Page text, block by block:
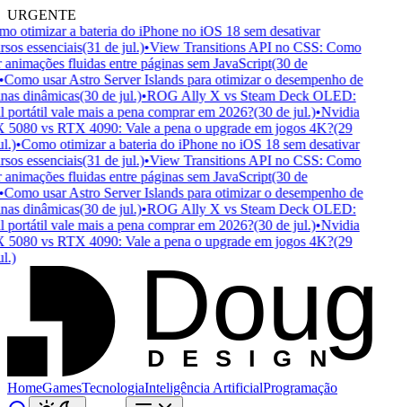
URGENTE
otimizar a bateria do iPhone no iOS 18 sem desativar
essenciais(31 de jul.)•View Transitions API no CSS: Como
fluidas entre páginas sem JavaScript(30 de
usar Astro Server Islands para otimizar o desempenho de
dinâmicas(30 de jul.)•ROG Ally X vs Steam Deck OLED:
vale mais a pena comprar em 2026?(30 de jul.)•Nvidia
vs RTX 4090: Vale a pena o upgrade em jogos 4K?(29
•Como otimizar a bateria do iPhone no iOS 18 sem desativar
essenciais(31 de jul.)•View Transitions API no CSS: Como
fluidas entre páginas sem JavaScript(30 de
usar Astro Server Islands para otimizar o desempenho de
dinâmicas(30 de jul.)•ROG Ally X vs Steam Deck OLED:
vale mais a pena comprar em 2026?(30 de jul.)•Nvidia
vs RTX 4090: Vale a pena o upgrade em jogos 4K?(29
D ESIGN
Doug
HomeGamesTecnologiaInteligência ArtificialProgramação